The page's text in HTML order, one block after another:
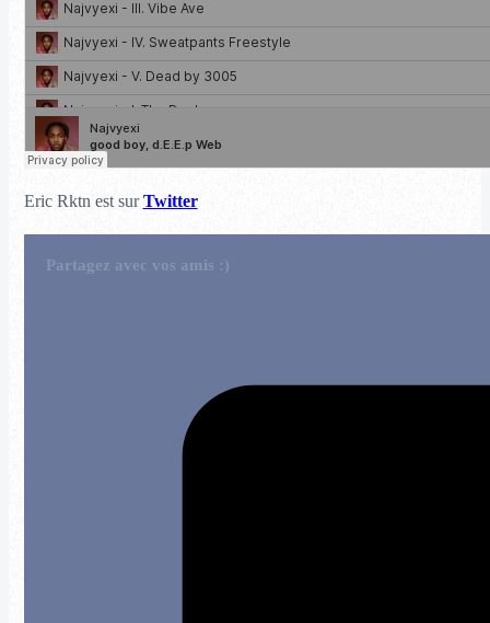
Eric Rktn est surTwitter
Partagez avec vos amis :)